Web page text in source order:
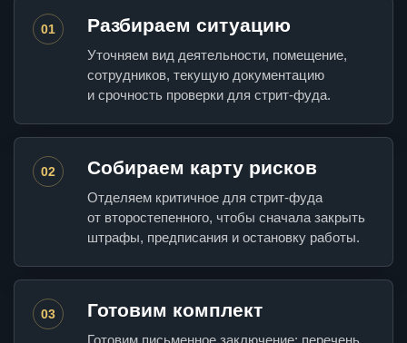
01 Разбираем ситуацию
Уточняем вид деятельности, помещение,
сотрудников, текущую документацию
и срочность проверки для стрит-фуда.
02 Собираем карту рисков
Отделяем критичное для стрит-фуда
от второстепенного, чтобы сначала закрыть
штрафы, предписания и остановку работы.
03 Готовим комплект
Готовим письменное заключение: перечень